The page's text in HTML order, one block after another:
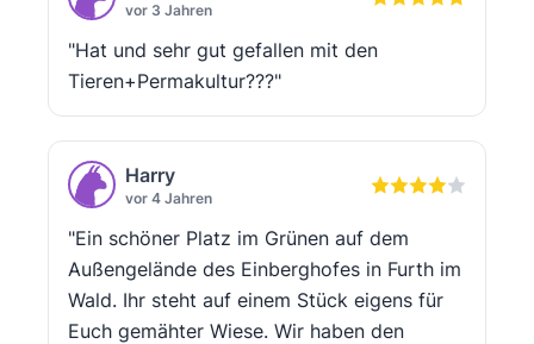
vor 3 Jahren
"Hat und sehr gut gefallen mit den
Tieren+Permakultur???"
Harry
vor 4 Jahren
"Ein schöner Platz im Grünen auf dem
Außengelände des Einberghofes in Furth im
Wald. Ihr steht auf einem Stück eigens für
Euch gemähter Wiese. Wir haben den